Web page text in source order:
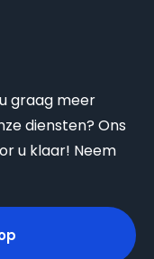
graag meer
diensten? Ons
u klaar! Neem